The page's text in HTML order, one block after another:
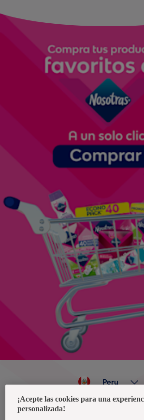
Política de privacidad de
Peru
¡Acepte las cookies para una
personalizada!